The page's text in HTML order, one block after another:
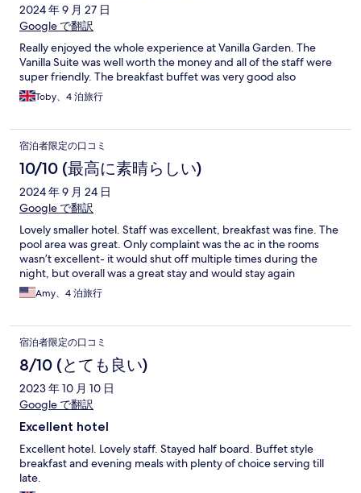
2024 年 9 月 27 日
Google で翻訳
Really enjoyed the whole experience at Vanilla Garden. The
Vanilla Suite was well worth the money and all of the staff were
super friendly. The breakfast buffet was very good also
Toby、4 泊旅行
宿泊者限定の口コミ
10/10 (最高に素晴らしい)
2024 年 9 月 24 日
Google で翻訳
Lovely smaller hotel. Staff was excellent, breakfast was fine. The
pool area was great. Only complaint was the ac in the rooms
wasn’t excellent- it would shut off multiple times during the
night, but overall was a great stay and would stay again
Amy、4 泊旅行
宿泊者限定の口コミ
8/10 (とても良い)
2023 年 10 月 10 日
Google で翻訳
Excellent hotel
Excellent hotel. Lovely staff. Stayed half board. Buffet style
breakfast and evening meals with plenty of choice serving till
late.